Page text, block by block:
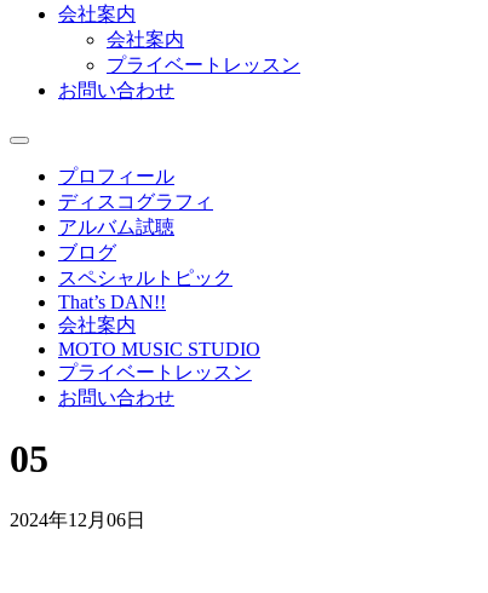
会社案内
会社案内
プライベートレッスン
お問い合わせ
プロフィール
ディスコグラフィ
アルバム試聴
ブログ
スペシャルトピック
That’s DAN!!
会社案内
MOTO MUSIC STUDIO
プライベートレッスン
お問い合わせ
05
2024年12月06日